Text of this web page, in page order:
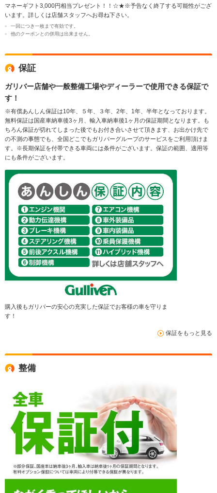
マネーギフト3,000円相当プレゼント！！☆★※予告なく終了する可能性がござ
います。詳しくは店舗スタッフへお尋ね下さい。
一回につき一枚まで有効です。
他のクーポンとの併用は出来ません。
保証
ガリバー店舗や一般整備工場やディーラーで使用できる保証で
す！
※有償あんしん保証は10年、５年、３年、2年、1年、半年となっております。
無料保証は国産車納車後3ヶ月、輸入車納車後1ヶ月の保証期間となります。も
ちろん保証が切れてしまった後でもお付き合いさせて頂きます、お出かけ先で
の不測の事態でも、全国どこでもガリバーグループのサービスをご利用頂けま
す。※長期保証を付帯できる車両には条件がございます。保証の範囲、適用等
にも条件がございます。
購入後もガリバーの安心の充実した保証でお客様の車を守りま
す！
保証をもっと見る
整備